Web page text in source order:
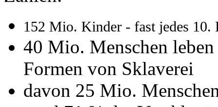
152 Mio. Kinder - fast jedes
40 Mio. Menschen
Formen von Sklaverei
davon 25 Mio.